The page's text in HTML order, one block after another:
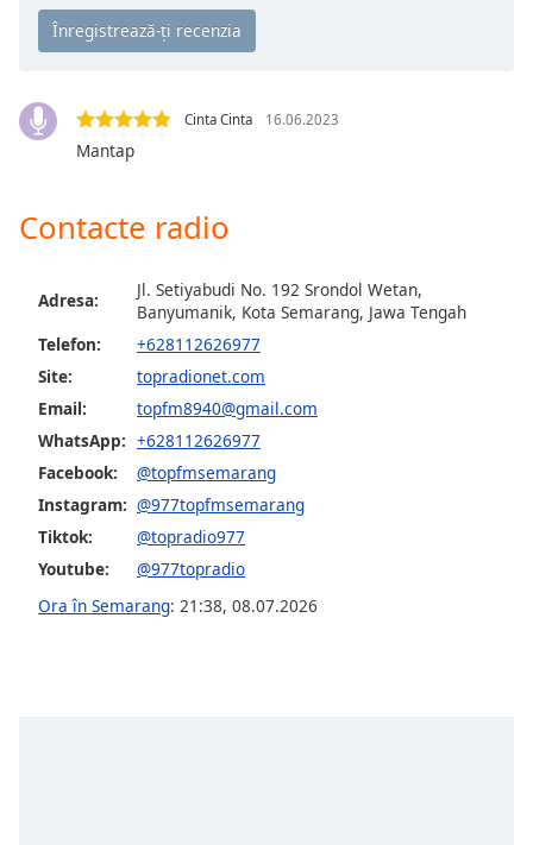
Chapters
descriptions
off
Subtitles
opens
subtitles
settings
dialog
subtitles
off,
selected
Audio
Track
Picture-
in-
Picture
Cinta Cinta 16.06.2023
Mantap
Contacte radio
Adresa:
Jl. Setiyabudi No. 192 Srondol Wetan,
Banyumanik, Kota Semarang, Jawa Tengah
Telefon:
+628112626977
Site:
topradionet.com
Email:
topfm8940@gmail.com
WhatsApp: +628112626977
Facebook:
@topfmsemarang
Instagram: @977topfmsemarang
Tiktok:
@topradio977
Youtube:
@977topradio
Ora în Semarang: 21:38, 08.07.2026